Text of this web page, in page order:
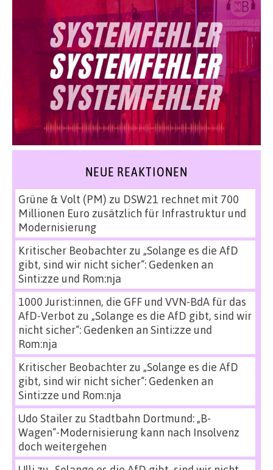
NEUE REAKTIONEN
Grüne & Volt (PM) zu DSW21 rechnet mit 700
Millionen Euro zusätzlich für Infrastruktur und
Modernisierung
Kritischer Beobachterzu „Solange es die AfD
gibt, sind wir nicht sicher“: Gedenken an
Sinti:zze und Rom:nja
1000 Jurist:innen, die GFF und VVN-BdA für das
AfD-Verbot zu „Solange es die AfD gibt, sind wir
nicht sicher“: Gedenken an Sinti:zze und
Rom:nja
Kritischer Beobachterzu „Solange es die AfD
gibt, sind wir nicht sicher“: Gedenken an
Sinti:zze und Rom:nja
Udo Stailerzu Stadtbahn Dortmund: „B-
Wagen“-Modernisierung kann nach Insolvenz
doch weitergehen